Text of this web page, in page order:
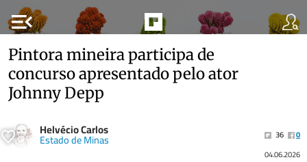
menu_open
Pintora mineira participa de
concurso apresentado pelo ator
Johnny Depp
Helvécio Carlos
Estado de Minas 36
0
04.06.2026